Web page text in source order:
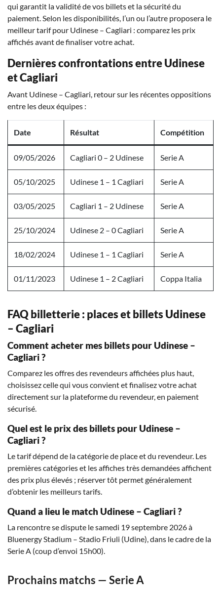
qui garantit la validité de vos billets et la sécurité du
paiement. Selon les disponibilités, l’un ou l’autre proposera le
meilleur tarif pour Udinese – Cagliari : comparez les prix
affichés avant de finaliser votre achat.
Dernières confrontations entre Udinese
et Cagliari
Avant Udinese – Cagliari, retour sur les récentes oppositions
entre les deux équipes :
Date Résultat Compétition
09/05/2026 Cagliari 0 – 2 Udinese Serie A
05/10/2025 Udinese 1 – 1 Cagliari Serie A
03/05/2025 Cagliari 1 – 2 Udinese Serie A
25/10/2024 Udinese 2 – 0 Cagliari Serie A
18/02/2024 Udinese 1 – 1 Cagliari Serie A
01/11/2023 Udinese 1 – 2 Cagliari Coppa Italia
FAQ billetterie : places et billets Udinese
– Cagliari
Comment acheter mes billets pour Udinese –
Cagliari ?
Comparez les offres des revendeurs affichées plus haut,
choisissez celle qui vous convient et finalisez votre achat
directement sur la plateforme du revendeur, en paiement
sécurisé.
Quel est le prix des billets pour Udinese –
Cagliari ?
Le tarif dépend de la catégorie de place et du revendeur. Les
premières catégories et les affiches très demandées affichent
des prix plus élevés ; réserver tôt permet généralement
d’obtenir les meilleurs tarifs.
Quand a lieu le match Udinese – Cagliari ?
La rencontre se dispute le samedi 19 septembre 2026 à
Bluenergy Stadium – Stadio Friuli (Udine), dans le cadre de la
Serie A (coup d’envoi 15h00).
Prochains matchs — Serie A